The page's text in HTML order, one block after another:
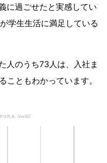
に過ごせたと実感してい
学生生活に満足している
人のうち73人は、入社ま
こともわかっています。